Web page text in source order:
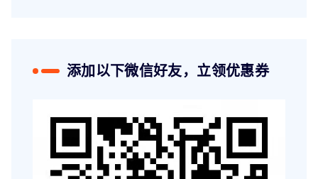
添加以下微信好友，立领优惠券